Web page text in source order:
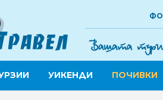
УИКЕНДИ ПОЧИВКИ